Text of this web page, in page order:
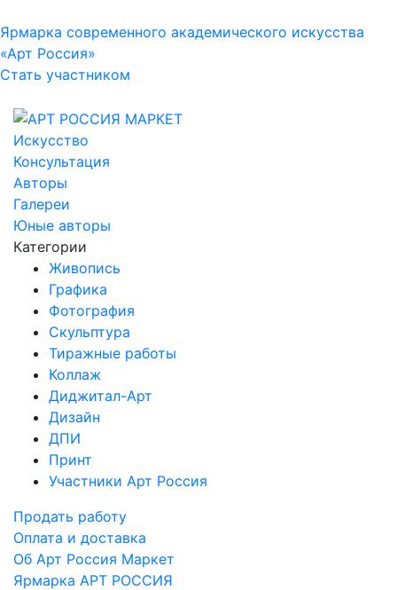
Ярмарка современного академического искусства
«Арт Россия»
Стать участником
Искусство
Консультация
Авторы
Галереи
Юные авторы
Категории
Живопись
Графика
Фотография
Скульптура
Тиражные работы
Коллаж
Диджитал-Арт
Дизайн
ДПИ
Принт
Участники Арт Россия
Продать работу
Оплата и доставка
Об Арт Россия Маркет
Ярмарка АРТ РОССИЯ